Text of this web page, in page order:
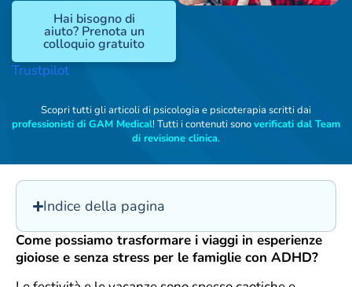
Hai bisogno di
aiuto? Prenota un
colloquio gratuito
Trustpilot
Scopri tutti gli articoli di psicologia e psicoterapia scritti dai
professionisti di GAM Medical! Tutti i contenuti sonoverificati dal Team
di revisione clinica.
Indice della pagina
Come possiamo trasformare i viaggi in esperienze
gioiose e senza stress per le famiglie con ADHD?